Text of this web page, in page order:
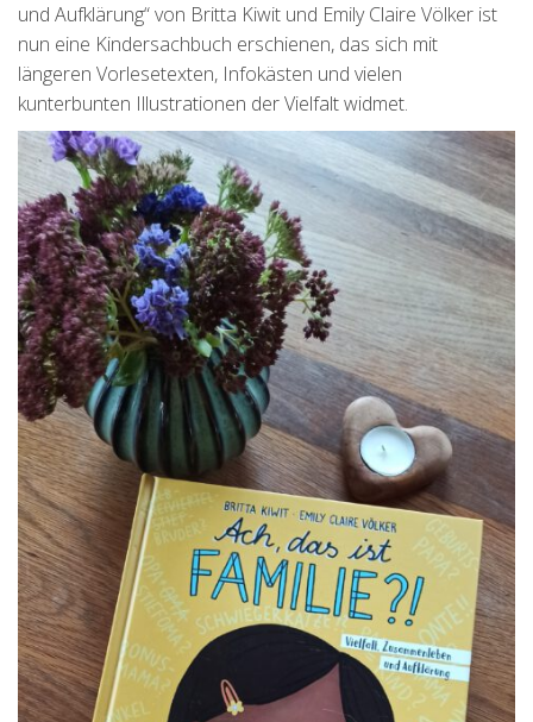
und Aufklärung“ von Britta Kiwit und Emily Claire Völker ist
nun eine Kindersachbuch erschienen, das sich mit
längeren Vorlesetexten, Infokästen und vielen
kunterbunten Illustrationen der Vielfalt widmet.